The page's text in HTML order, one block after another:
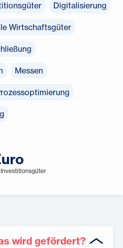
Digitalisierung
Wirtschaftsgüter
Messen
wird gefördert?